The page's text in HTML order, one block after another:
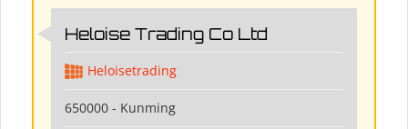
Heloise Trading Co Ltd
Heloisetrading
650000 - Kunming